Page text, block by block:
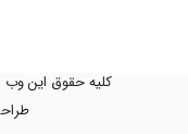
کلیه حقوق این